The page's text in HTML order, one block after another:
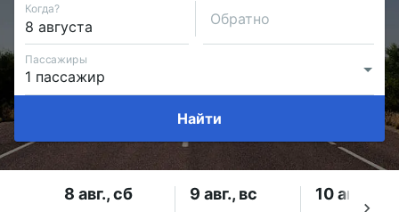
Когда?
Обратно
Пассажиры
Найти
8 авг., сб 9 авг., вс 10 авг., пн